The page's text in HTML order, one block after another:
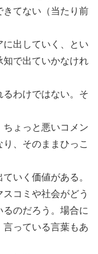
きてない（当たり前
に出していく、とい
知で出ていかなけれ
わけではない。そ
ょっと悪いコメン
、そのままひっこ
いく価値がある。
コミや社会がどう
のだろう。場合に
言っている言葉もあ